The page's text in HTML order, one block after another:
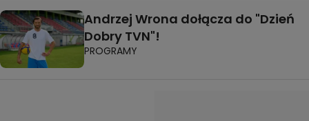
Andrzej Wrona dołącza do "Dzień
Dobry TVN"!
PROGRAMY